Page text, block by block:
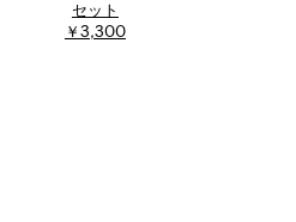
セット
￥3,300